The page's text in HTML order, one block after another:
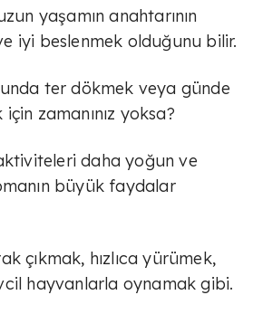
yaşamın anahtarının
iyi beslenmek olduğunu bilir.
ter dökmek veya günde
zamanınız yoksa?
daha yoğun ve
büyük faydalar
çıkmak, hızlıca yürümek,
hayvanlarla oynamak gibi.